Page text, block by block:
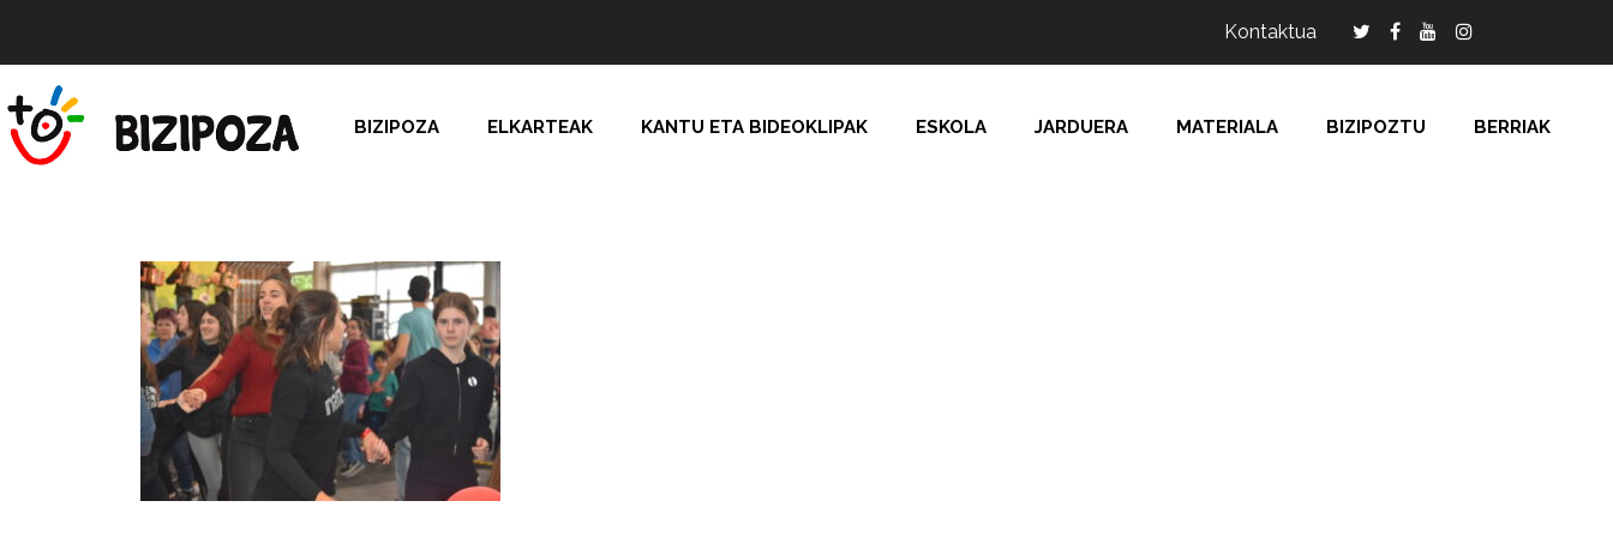
Kontaktua
BIZIPOZA ELKARTEAK KANTU ETA BIDEOKLIPAK ESKOLA JARDUERA MATERIALA BIZIPOZTU BERRIAK